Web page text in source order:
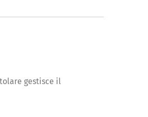
gestisce il